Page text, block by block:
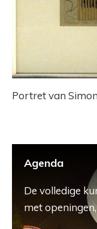
Portret van
Agenda
De volledige
met